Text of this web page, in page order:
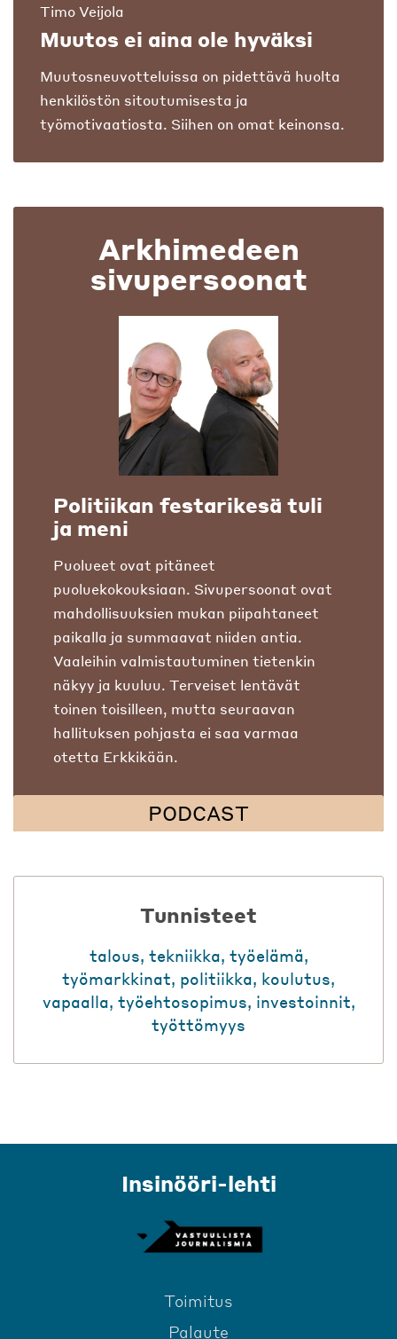
Timo Veijola
Muutos ei aina ole hyväksi
Muutosneuvotteluissa on pidettävä huolta
henkilöstön sitoutumisesta ja
työmotivaatiosta. Siihen on omat keinonsa.
Arkhimedeen
sivupersoonat
Politiikan festarikesä tuli
ja meni
Puolueet ovat pitäneet
puoluekokouksiaan. Sivupersoonat ovat
mahdollisuuksien mukan piipahtaneet
paikalla ja summaavat niiden antia.
Vaaleihin valmistautuminen tietenkin
näkyy ja kuuluu. Terveiset lentävät
toinen toisilleen, mutta seuraavan
hallituksen pohjasta ei saa varmaa
otetta Erkkikään.
PODCAST
Tunnisteet
talous, tekniikka, työelämä,
työmarkkinat, politiikka, koulutus,
vapaalla, työehtosopimus, investoinnit,
työttömyys
Insinööri-lehti
Toimitus
Palaute